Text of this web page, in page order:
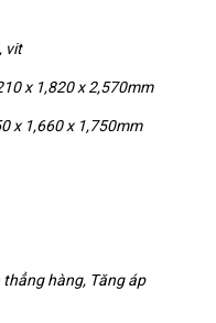
vit
x 1,820 x 2,570mm
x 1,660 x 1,750mm
thẳng hàng, Tăng áp